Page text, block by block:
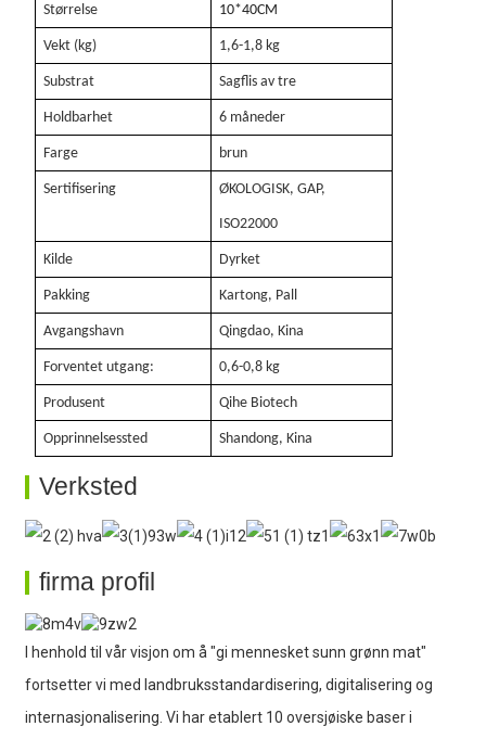
Størrelse 10*40CM
Vekt (kg) 1,6-1,8 kg
Substrat Sagflis av tre
Holdbarhet 6 måneder
Farge brun
Sertifisering ØKOLOGISK, GAP,
ISO22000
Kilde Dyrket
Pakking Kartong, Pall
Avgangshavn Qingdao, Kina
Forventet utgang: 0,6-0,8 kg
Produsent Qihe Biotech
Opprinnelsessted Shandong, Kina
Verksted
firma profil
I henhold til vår visjon om å "gi mennesket sunn grønn mat"
fortsetter vi med landbruksstandardisering, digitalisering og
internasjonalisering. Vi har etablert 10 oversjøiske baser i